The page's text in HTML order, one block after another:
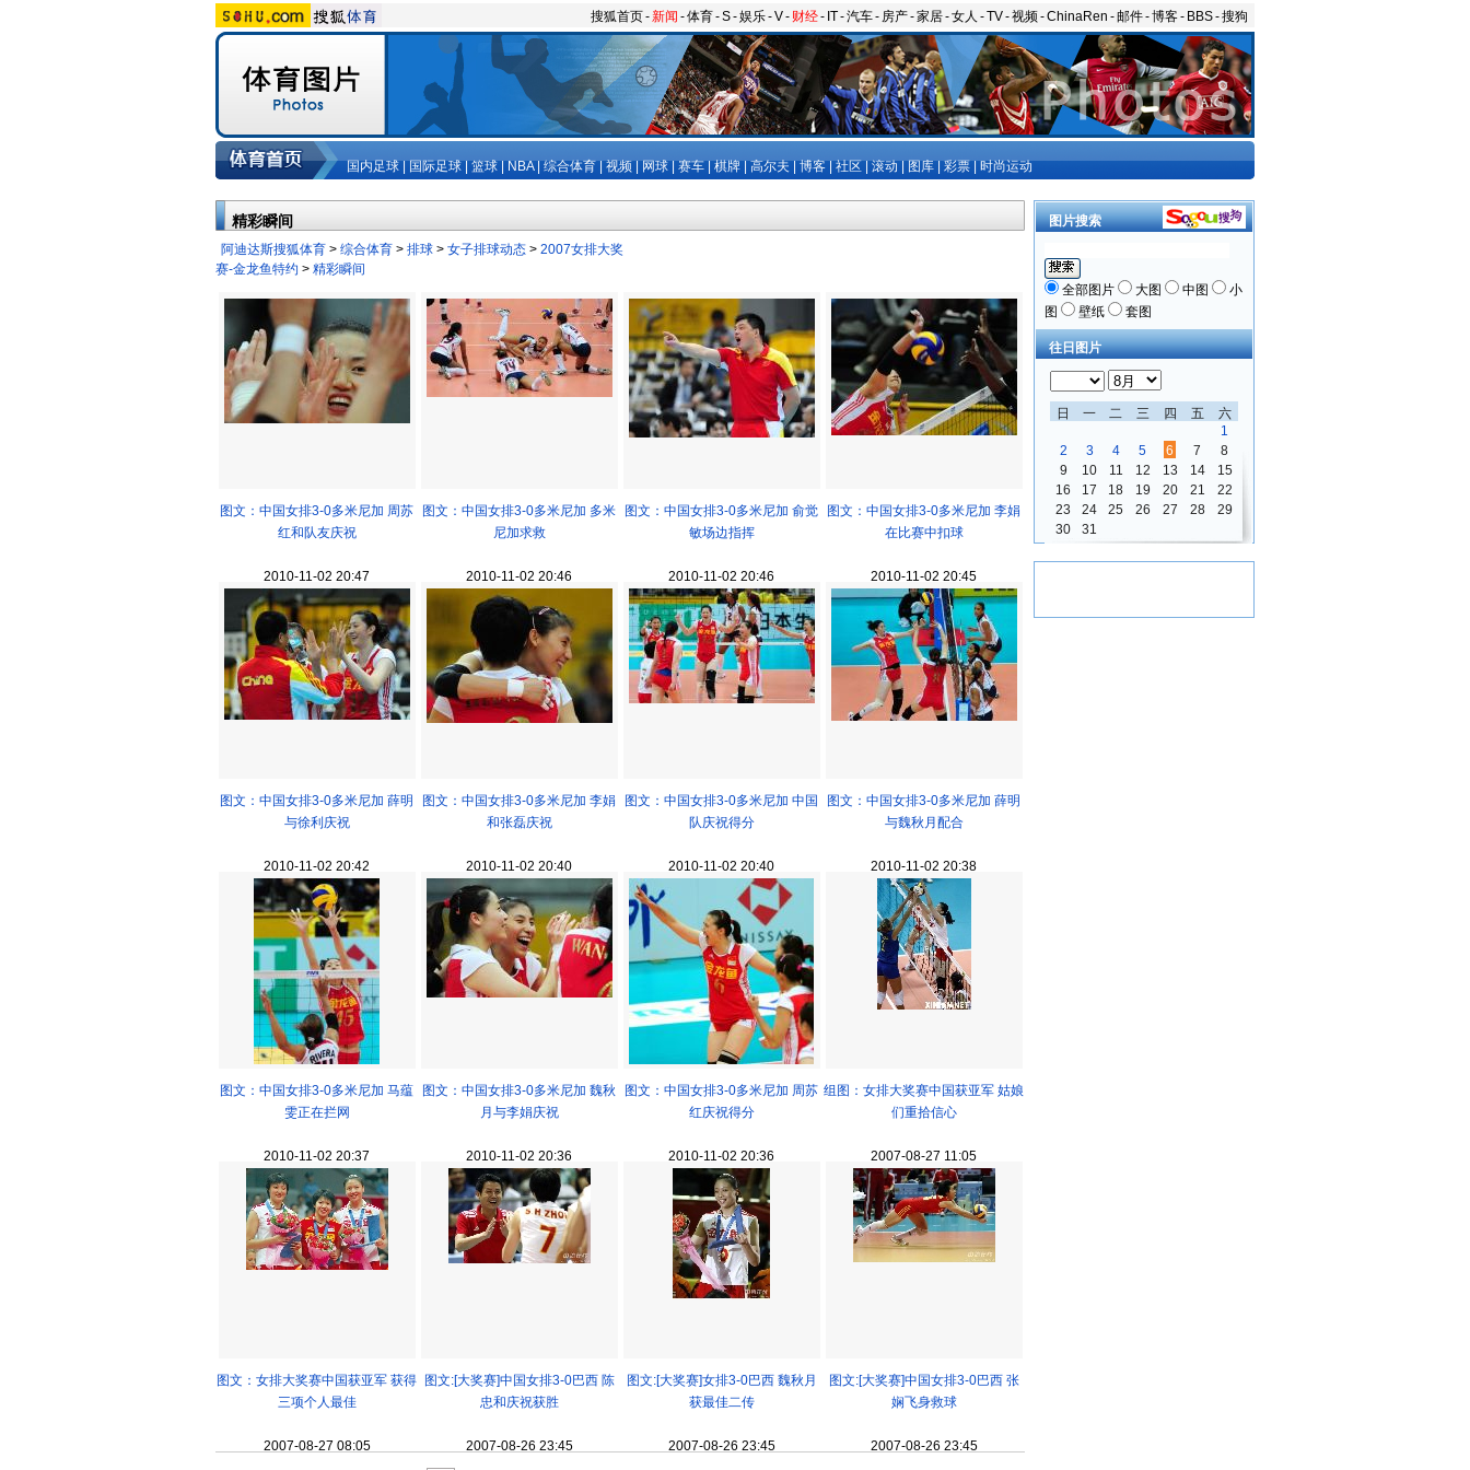
搜狐首页-新闻 -体育-S-娱乐-V- 财经- IT-汽车- 房产-家居-女人 -TV-视频-ChinaRen -邮件-博客- BBS-搜狗
国内足球 国际足球 篮球 NBA| 综合体育 视频 网球 赛车 棋牌 高尔夫 博客 社区 滚动 图库 彩票 时尚运动
精彩瞬间
阿迪达斯搜狐体育 > 综合体育 > 排球 > 女子排球动态 > 2007女排大奖
赛-金龙鱼特约 > 精彩瞬间
图文：中国女排3-0多米尼加 周苏
红和队友庆祝
2010-11-02 20:47
图文：中国女排3-0多米尼加 多米
尼加求救
2010-11-02 20:46
图文：中国女排3-0多米尼加 俞觉
敏场边指挥
2010-11-02 20:46
图文：中国女排3-0多米尼加 李娟
在比赛中扣球
2010-11-02 20:45
图文：中国女排3-0多米尼加 薛明
与徐利庆祝
2010-11-02 20:42
图文：中国女排3-0多米尼加 李娟
和张磊庆祝
2010-11-02 20:40
图文：中国女排3-0多米尼加 中国
队庆祝得分
2010-11-02 20:40
图文：中国女排3-0多米尼加 薛明
与魏秋月配合
2010-11-02 20:38
图文：中国女排3-0多米尼加 马蕴
雯正在拦网
2010-11-02 20:37
图文：中国女排3-0多米尼加 魏秋
月与李娟庆祝
2010-11-02 20:36
图文：中国女排3-0多米尼加 周苏
红庆祝得分
2010-11-02 20:36
组图：女排大奖赛中国获亚军 姑娘
们重拾信心
2007-08-27 11:05
图文：女排大奖赛中国获亚军 获得
三项个人最佳
2007-08-27 08:05
图文:[大奖赛]中国女排3-0巴西 陈
忠和庆祝获胜
2007-08-26 23:45
图文:[大奖赛]女排3-0巴西 魏秋月
获最佳二传
2007-08-26 23:45
图文:[大奖赛]中国女排3-0巴西 张
娴飞身救球
2007-08-26 23:45
图片搜索
全部图片 大图 中图
小
图
壁纸 套图
往日图片
日 一 二 三 四 五
六
1
2
3 4 5 6 7
8
9
10 11 12 13 14
15
16
17 18 19 20 21
22
23
24 25 26 27 28
29
30
31